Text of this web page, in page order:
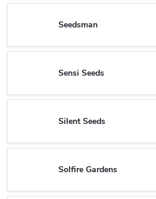
Seedsman
Sensi Seeds
Silent Seeds
Solfire Gardens